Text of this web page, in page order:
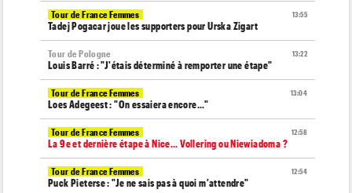
13:55
Tour de France Femmes
Tadej Pogacar joue les supporters pour Urska Zigart
13:22
Tour de Pologne
Louis Barré : "J'étais déterminé à remporter une étape"
13:04
Tour de France Femmes
Loes Adegeest : "On essaiera encore..."
12:58
Tour de France Femmes
La 9e et dernière étape à Nice... Vollering ou Niewiadoma ?
12:54
Tour de France Femmes
Puck Pieterse : "Je ne sais pas à quoi m'attendre"